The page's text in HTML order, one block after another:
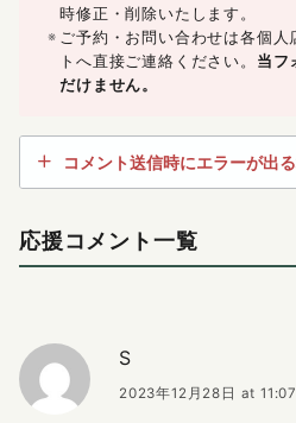
時修正・削除いたします。
ご予約・お問い合わせは各個人
トへ直接ご連絡ください。 当フ
だけません。
コメント送信時にエラーが出
応援コメント一覧
S
2023年12月28日 at